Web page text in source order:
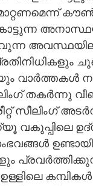
വാർത്തകൾ
തകർന്നു
സീലിംഗ്
വകുപ്പിലെ
കമ്പികൾ